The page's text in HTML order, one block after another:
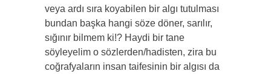
veya ardı sıra koyabilen bir algı tutulması
bundan başka hangi söze döner, sarılır,
sığınır bilmem ki!? Haydi bir tane
söyleyelim o sözlerden/hadisten, zira bu
coğrafyaların insan taifesinin bir algısı da